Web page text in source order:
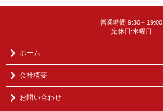
営業時間:9:30～19:00
定休日:水曜日
ホーム
会社概要
お問い合わせ